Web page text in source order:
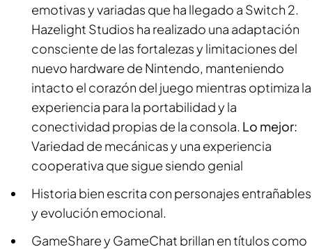
emotivas y variadas que ha llegado a Switch 2.
Hazelight Studios ha realizado una adaptación
consciente de las fortalezas y limitaciones del
nuevo hardware de Nintendo, manteniendo
intacto el corazón del juego mientras optimiza la
experiencia para la portabilidad y la
conectividad propias de la consola. Lo mejor:
Variedad de mecánicas y una experiencia
cooperativa que sigue siendo genial
Historia bien escrita con personajes entrañables
y evolución emocional.
GameShare y GameChat brillan en títulos como